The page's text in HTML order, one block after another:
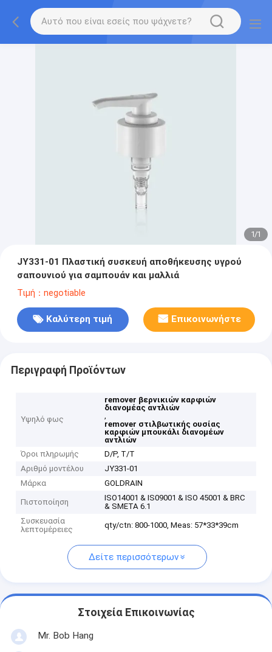
1/1
JY331-01 Πλαστική συσκευή αποθήκευσης υγρού
σαπουνιού για σαμπουάν και μαλλιά
Τιμή：negotiable
Καλύτερη τιμή Επικοινωνήστε
Περιγραφή Προϊόντων
Υψηλό φως
remover βερνικιών καρφιών
διανομέας αντλιών
,
remover στιλβωτικής ουσίας
καρφιών μπουκάλι διανομέων
αντλιών
Όροι πληρωμής
D/P, T/T
Αριθμό μοντέλου
JY331-01
Μάρκα
GOLDRAIN
Πιστοποίηση
ISO14001 & IS09001 & ISO 45001 & BRC
& SMETA 6.1
Συσκευασία
λεπτομέρειες
qty/ctn: 800-1000, Meas: 57*33*39cm
Δείτε περισσότερων
Στοιχεία Επικοινωνίας
Mr. Bob Hang